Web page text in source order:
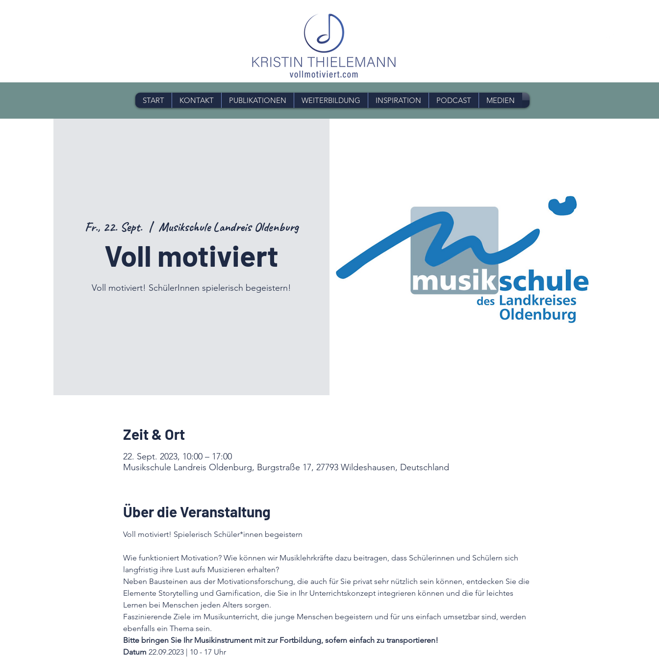
START KONTAKT PUBLIKATIONEN WEITERBILDUNG INSPIRATION PODCAST MEDIEN
Fr., 22. Sept.
  |
Musikschule Landreis Oldenburg
Voll motiviert
Voll motiviert! SchülerInnen spielerisch begeistern!
Zeit & Ort
22. Sept. 2023, 10:00 – 17:00
Musikschule Landreis Oldenburg, Burgstraße 17, 27793 Wildeshausen, Deutschland
Über die Veranstaltung
Wie funktioniert Motivation? Wie können wir Musiklehrkräfte dazu beitragen, dass Schülerinnen und Schülern sich
langfristig ihre Lust aufs Musizieren erhalten?
Neben Bausteinen aus der Motivationsforschung, die auch für Sie privat sehr nützlich sein können, entdecken Sie die
Elemente Storytelling und Gamification, die Sie in Ihr Unterrichtskonzept integrieren können und die für leichtes
Lernen bei Menschen jeden Alters sorgen.
Faszinierende Ziele im Musikunterricht, die junge Menschen begeistern und für uns einfach umsetzbar sind, werden
ebenfalls ein Thema sein.
Bitte bringen Sie Ihr Musikinstrument mit zur Fortbildung, sofern einfach zu transportieren!
Datum 22.09.2023 | 10 - 17 Uhr